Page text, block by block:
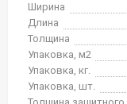
Ширина
Длина
Толщина
Упаковка, м2
Упаковка, кг.
Упаковка, шт.